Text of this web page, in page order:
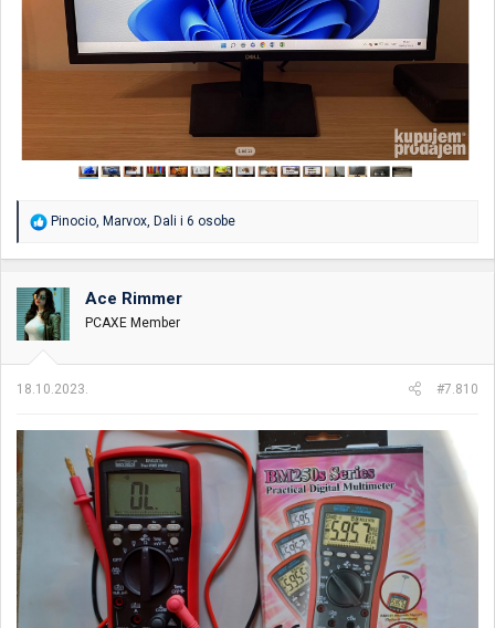
R
a
o
v
a
n
:
Pinocio, Marvox, Dali i 6 osobe
Ace Rimmer
PCAXE Member
18.10.2023. #7.810